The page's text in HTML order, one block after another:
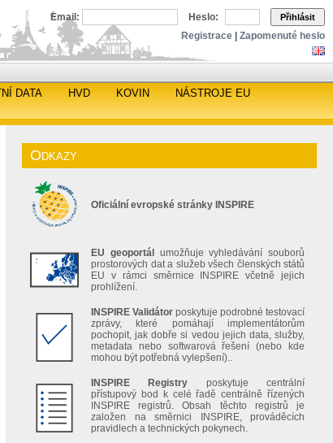
Email: Heslo: Přihlásit
Registrace Zapomenuté heslo
DATA HVD KOVIN
NÁSTROJE EU
Odkazy
Oficiální evropské stránky INSPIRE
EU geoportál
umožňuje vyhledávání souborů
prostorových dat a služeb všech členských států
EU v rámci směrnice INSPIRE včetně jejich
prohlížení.
INSPIRE Validátor poskytuje podrobné testovací
zprávy, které pomáhají implementátorům
pochopit, jak dobře si vedou jejich data, služby,
metadata nebo softwarová řešení (nebo kde
mohou být potřebná vylepšení)..
INSPIRE Registry poskytuje centrální
přístupový bod k celé řadě centrálně řízených
INSPIRE registrů. Obsah těchto registrů je
založen na směrnici INSPIRE, prováděcích
pravidlech a technických pokynech.